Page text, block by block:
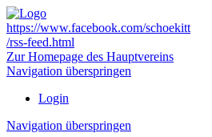
https://www.facebook.com/schoekitt
/rss-feed.html
Zur Homepage des Hauptvereins
Navigation überspringen
Login
Navigation überspringen